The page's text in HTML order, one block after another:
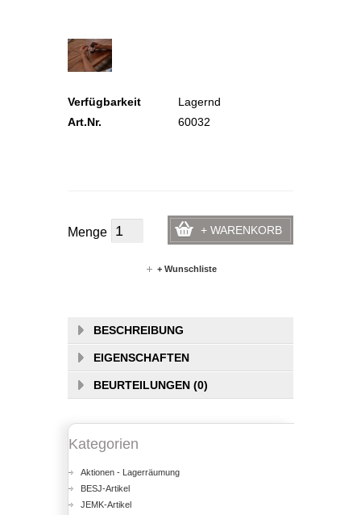
Verfügbarkeit
Lagernd
Art.Nr.
60032
Menge + WARENKORB
+ Wunschliste
BESCHREIBUNG
EIGENSCHAFTEN
BEURTEILUNGEN (0)
Kategorien
Aktionen - Lagerräumung
BESJ-Artikel
JEMK-Artikel